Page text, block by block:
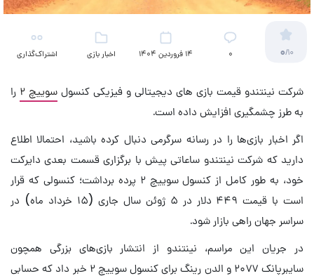
0/10 ۰ 14 فروردین 1404 اخبار بازی اشتراک‌گذاری
شرکت نینتندو قیمت بازی های دیجیتالی و فیزیکی کنسول سوییچ ۲
را
به طرز چشمگیری افزایش داده است.
اگر اخبار بازی‌ها را در رسانه سرگرمی دنبال کرده باشید، احتمالا اطلاع
دارید که شرکت نینتندو ساعاتی پیش با برگزاری قسمت بعدی دایرکت
خود، به طور کامل از کنسول سوییچ ۲ پرده برداشت؛ کنسولی که قرار
است با قیمت ۴۴۹ دلار در ۵ ژوئن سال جاری (۱۵ خرداد ماه) در
سراسر جهان راهی بازار شود.
در جریان این مراسم، نینتندو از انتشار بازی‌های بزرگی همچون
سایبرپانک ۲۰۷۷ و الدن رینگ برای کنسول سوییچ ۲ خبر داد که حسابی